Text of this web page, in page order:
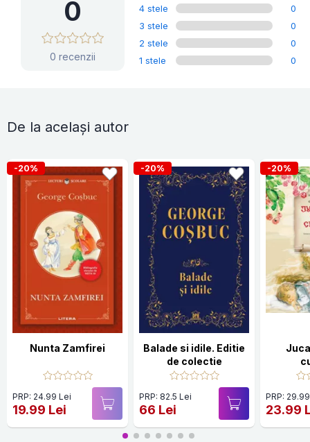
0
0 recenzii
4 stele
0
3 stele
0
2 stele
0
1 stele
0
De la același autor
-20%
Nunta Zamfirei
PRP: 24.99 Lei
19.99 Lei
-20%
Balade si idile. Editie
de colectie
PRP: 82.5 Lei
66 Lei
-20%
PRP:
23.99